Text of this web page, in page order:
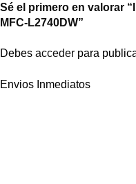
Sé el primero en valorar
MFC-L2740DW”
Debes acceder para
Envios Inmediatos